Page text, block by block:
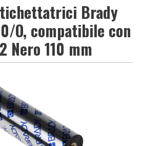
Brady
O, compatibile con
Nero 110 mm